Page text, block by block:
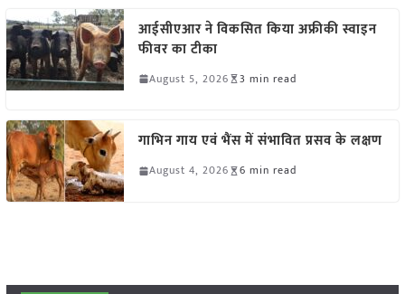
आईसीएआर ने विकसित किया अफ्रीकी स्वाइन
फीवर का टीका
August 5, 2026 3 min read
गाभिन गाय एवं भैंस में संभावित प्रसव के लक्षण
August 4, 2026 6 min read